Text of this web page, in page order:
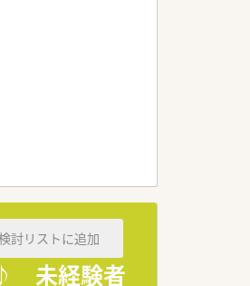
♪ 未経験者
討リストに追加